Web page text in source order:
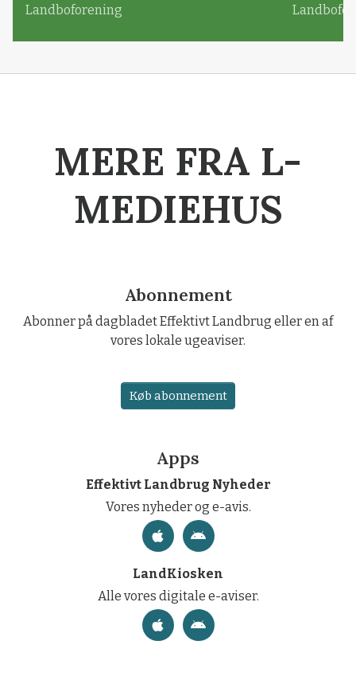
Landboforening
MERE FRA L-
MEDIEHUS
Abonnement
Abonner på dagbladet Effektivt Landbrug eller en af
vores lokale ugeaviser.
Køb abonnement
Apps
Effektivt Landbrug Nyheder
Vores nyheder og e-avis.
LandKiosken
Alle vores digitale e-aviser.